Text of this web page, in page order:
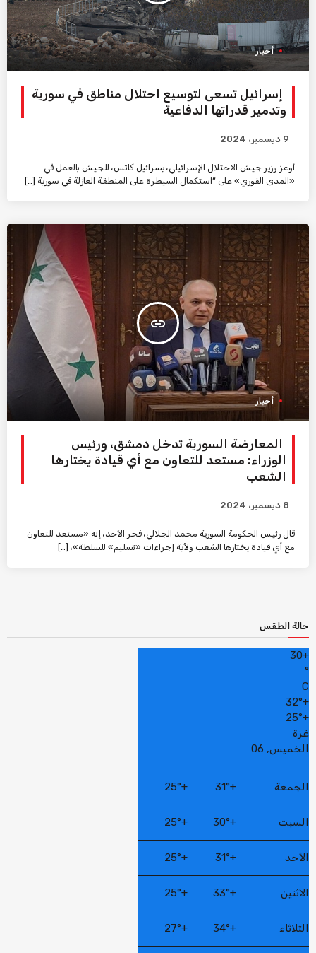
أخبار
إسرائيل تسعى لتوسيع احتلال مناطق في سورية
وتدمير قدراتها الدفاعية
9 ديسمبر، 2024
أوعز وزير جيش الاحتلال الإسرائيلي، يسرائيل كاتس، للجيش بالعمل في
«المدى الفوري» على “استكمال السيطرة على المنطقة العازلة في سورية […]
insert_link
أخبار
المعارضة السورية تدخل دمشق، ورئيس
الوزراء: مستعد للتعاون مع أي قيادة يختارها
الشعب
8 ديسمبر، 2024
قال رئيس الحكومة السورية محمد الجلالي، فجر الأحد، إنه «مستعد للتعاون
مع أي قيادة يختارها الشعب ولأية إجراءات «تسليم» للسلطة»، […]
حالة الطقس
+
30
°
C
+
32°
+
25°
غزة
الخميس, 06
الجمعة +
31°
+
25°
السبت +
30°
+
25°
الأحد +
31°
+
25°
الاثنين +
33°
+
25°
الثلاثاء +
34°
+
27°